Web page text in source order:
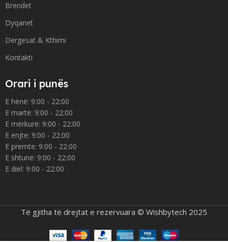
Brendet
Dyqanet
Dergesat & Kthimi
Kontakti
Orari i punës
E hënë: 9:00 - 22:00
E martë: 9:00 - 22:00
E mërkurë: 9:00 - 22:00
E enjte: 9:00 - 22:00
E premte: 9:00 - 22:00
E shtunë: 9:00 - 22:00
E diel: 9:00 - 22:00
Të gjitha të drejtat e rezervuara © Wishbytech 2025